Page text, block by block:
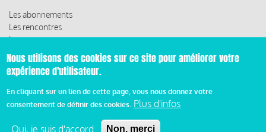
Les abonnements
Les rencontres
Les ressources
© 2019 Miroir Social - Réalisé par Cafffeine
d’abonnement
Nous utilisons des cookies sur ce site pour améliorer votre
expérience d'utilisateur.
En cliquant sur un lien de cette page, vous nous donnez votre
consentement de définir des cookies. Plus d'infos
Oui, je suis d'accord Non, merci